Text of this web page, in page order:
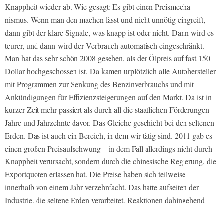
Knappheit wieder ab. Wie gesagt: Es gibt einen Preismecha-
nismus. Wenn man den machen lässt und nicht unnötig eingreift,
dann gibt der klare Signale, was knapp ist oder nicht. Dann wird es
teurer, und dann wird der Verbrauch automatisch eingeschränkt.
Man hat das sehr schön 2008 gesehen, als der Ölpreis auf fast 150
Dollar hochgeschossen ist. Da kamen urplötzlich alle Autohersteller
mit Programmen zur Senkung des Benzinverbrauchs und mit
Ankündigungen für Effizienzsteigerungen auf den Markt. Da ist in
kurzer Zeit mehr passiert als durch all die staatlichen Förderungen
Jahre und Jahrzehnte davor. Das Gleiche geschieht bei den seltenen
Erden. Das ist auch ein Bereich, in dem wir tätig sind. 2011 gab es
einen großen Preisaufschwung – in dem Fall allerdings nicht durch
Knappheit verursacht, sondern durch die chinesische Regierung, die
Exportquoten erlassen hat. Die Preise haben sich teilweise
innerhalb von einem Jahr verzehnfacht. Das hatte aufseiten der
Industrie, die seltene Erden verarbeitet, Reaktionen dahingehend